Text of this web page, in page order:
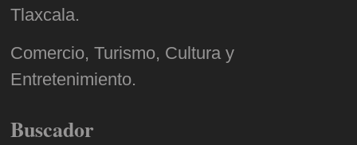
Tlaxcala.
Comercio, Turismo, Cultura y
Entretenimiento.
Buscador